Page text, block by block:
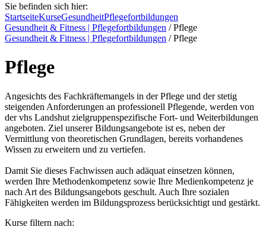
Sie befinden sich hier:
StartseiteKurseGesundheitPflegefortbildungen
Gesundheit & Fitness | Pflegefortbildungen /Pflege
Gesundheit & Fitness | Pflegefortbildungen /Pflege
Pflege
Angesichts des Fachkräftemangels in der Pflege und der stetig
steigenden Anforderungen an professionell Pflegende, werden von
der vhs Landshut zielgruppenspezifische Fort- und Weiterbildungen
angeboten. Ziel unserer Bildungsangebote ist es, neben der
Vermittlung von theoretischen Grundlagen, bereits vorhandenes
Wissen zu erweitern und zu vertiefen.
Damit Sie dieses Fachwissen auch adäquat einsetzen können,
werden Ihre Methodenkompetenz sowie Ihre Medienkompetenz je
nach Art des Bildungsangebots geschult. Auch Ihre sozialen
Fähigkeiten werden im Bildungsprozess berücksichtigt und gestärkt.
Kurse filtern nach: